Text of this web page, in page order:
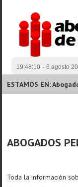
19:48:11 - 6 agosto
ESTAMOS EN:
ABOGADOS
Toda la información